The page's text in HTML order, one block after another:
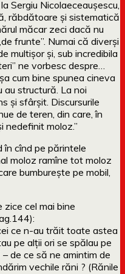
Sergiu Nicolaeceaușescu,
răbdătoare și sistematică
măcar zeci dacă nu
frunte”. Numai că diverși
multișor și, sub incredibila
ne vorbesc despre…
cum bine spunea cineva
au structură. La noi
și sfârșit. Discursurile
de teren, din care, în
nedefinit moloz.”
în cînd pe părintele
moloz ramîne tot moloz
bumburește pe mobil,
zice cel mai bine
ce n-au trăit toate astea
pe alţii ori se spălau pe
de ce să ne amintim de
vechile răni ? (Rănile